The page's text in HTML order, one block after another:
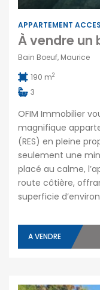
APPARTEMENT
Bain Boeuf, Maurice
190 m2
3
OFIM Immobilier
magnifique
(RES) en pleine
seulement une
placé au calme,
route côtière,
superficie
A VENDRE